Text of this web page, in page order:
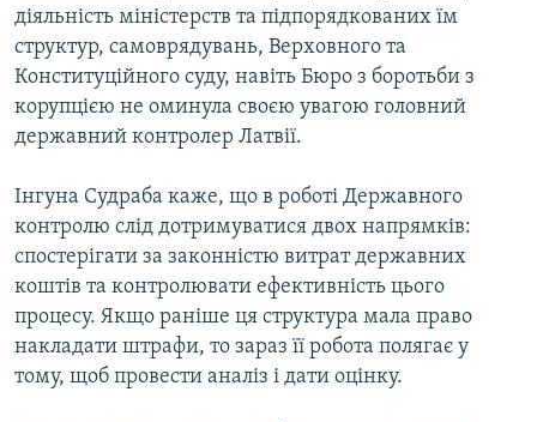
КТАТ
ДОЛУЧАЙСЯ!
Усі сайти RFE/RL
діяльність міністерств та підпорядкованих їм
структур, самоврядувань, Верховного та
Конституційного суду, навіть Бюро з боротьби з
корупцією не оминула своєю увагою головний
державний контролер Латвії.
Інгуна Судраба каже, що в роботі Державного
контролю слід дотримуватися двох напрямків:
спостерігати за законністю витрат державних
коштів та контролювати ефективність цього
процесу. Якщо раніше ця структура мала право
накладати штрафи, то зараз її робота полягає у
тому, щоб провести аналіз і дати оцінку.